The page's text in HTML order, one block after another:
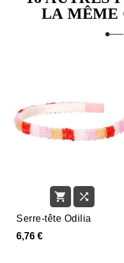
LA MÊME
 
Serre-tête Odilia
6,76 €